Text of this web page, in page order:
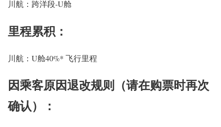
川航：跨洋段-U舱
里程累积：
川航：U舱40%* 飞行里程
因乘客原因退改规则（请在购票时再次
确认）：